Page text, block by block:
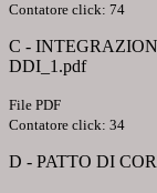
Contatore click: 74
C -
DDI_1.pdf
File PDF
Contatore click: 34
D - PATTO DI